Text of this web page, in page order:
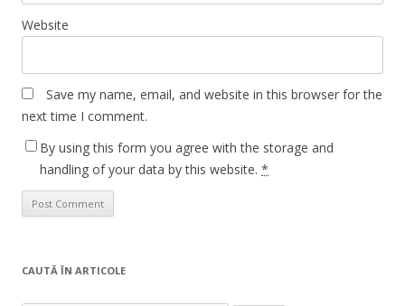
Website
Save my name, email, and website in this browser for the
next time I comment.
By using this form you agree with the storage and
handling of your data by this website. *
CAUTĂ ÎN ARTICOLE